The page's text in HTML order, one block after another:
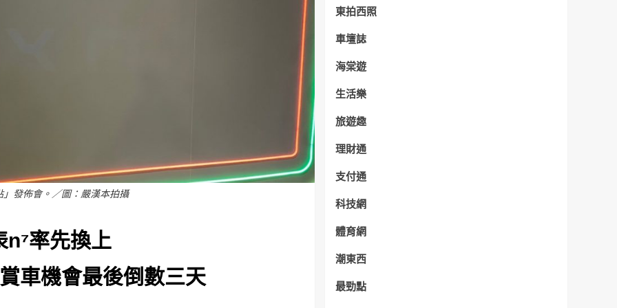
」發佈會。／圖：嚴漢本拍攝
n⁷率先換上
車機會最後倒數三天
東拍西照
車壇誌
海棠遊
生活樂
旅遊趣
理財通
支付通
科技網
體育網
潮東西
最勁點